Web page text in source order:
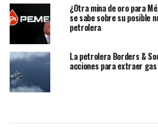
¿Otra mina de oro para
se sabe sobre su posible
petrolera
La petrolera Borders &
acciones para extraer